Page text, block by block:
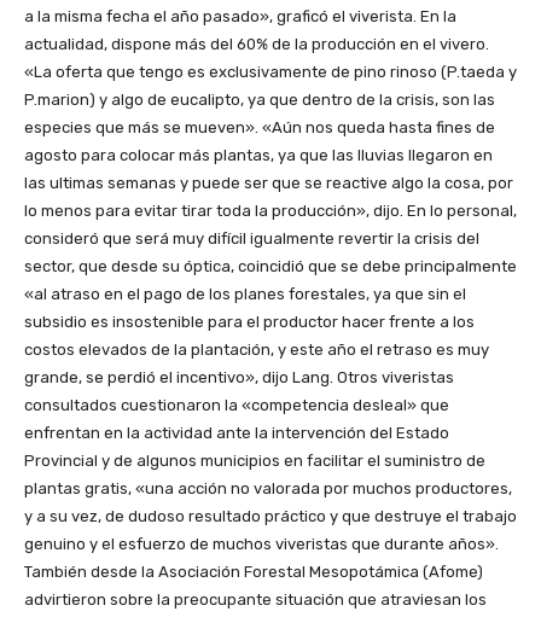
a la misma fecha el año pasado», graficó el viverista. En la
actualidad, dispone más del 60% de la producción en el vivero.
«La oferta que tengo es exclusivamente de pino rinoso (P.taeda y
P.marion) y algo de eucalipto, ya que dentro de la crisis, son las
especies que más se mueven». «Aún nos queda hasta fines de
agosto para colocar más plantas, ya que las lluvias llegaron en
las ultimas semanas y puede ser que se reactive algo la cosa, por
lo menos para evitar tirar toda la producción», dijo. En lo personal,
consideró que será muy difícil igualmente revertir la crisis del
sector, que desde su óptica, coincidió que se debe principalmente
«al atraso en el pago de los planes forestales, ya que sin el
subsidio es insostenible para el productor hacer frente a los
costos elevados de la plantación, y este año el retraso es muy
grande, se perdió el incentivo», dijo Lang. Otros viveristas
consultados cuestionaron la «competencia desleal» que
enfrentan en la actividad ante la intervención del Estado
Provincial y de algunos municipios en facilitar el suministro de
plantas gratis, «una acción no valorada por muchos productores,
y a su vez, de dudoso resultado práctico y que destruye el trabajo
genuino y el esfuerzo de muchos viveristas que durante años».
También desde la Asociación Forestal Mesopotámica (Afome)
advirtieron sobre la preocupante situación que atraviesan los